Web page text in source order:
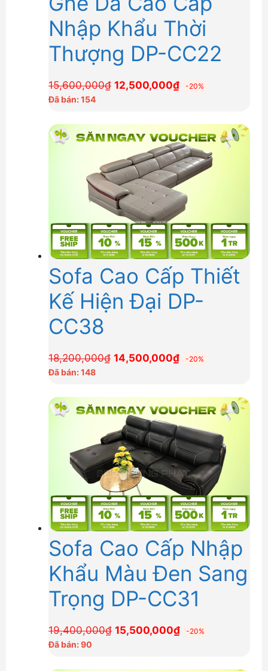
Nhập Khẩu Thời
Thượng DP-CC22
15,600,000₫ Giá
12,500,000₫Giá
12,500,000₫.
-20%
Đã bán: 154
Sofa Cao Cấp Thiết
Kế Hiện Đại DP-
CC38
18,200,000₫ Giá
14,500,000₫Giá
14,500,000₫.
-20%
Đã bán: 148
Sofa Cao Cấp Nhập
Khẩu Màu Đen Sang
Trọng DP-CC31
19,400,000₫ Giá
15,500,000₫Giá
-20%
Đã bán: 90